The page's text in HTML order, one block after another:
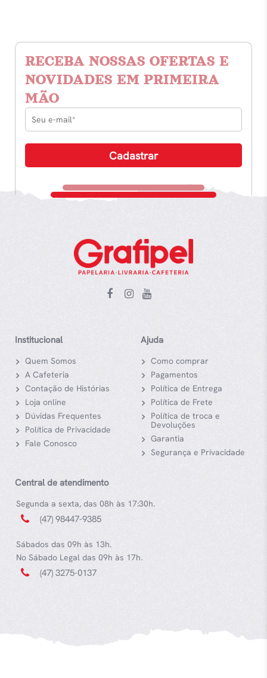
RECEBA NOSSAS OFERTAS E
NOVIDADES EM PRIMEIRA
MÃO
Institucional
Quem Somos
A Cafeteria
Contação de Histórias
Loja online
Dúvidas Frequentes
Política de Privacidade
Fale Conosco
Ajuda
Como comprar
Pagamentos
Política de Entrega
Política de Frete
Política de troca e
Devoluções
Garantia
Segurança e Privacidade
Central de atendimento
Segunda a sexta, das 08h às 17:30h.
(47) 98447-9385
Sábados das 09h às 13h.
No Sábado Legal das 09h às 17h.
(47) 3275-0137